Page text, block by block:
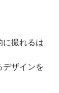
に撮れるは
デザインを